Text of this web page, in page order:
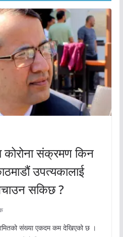
कोरोना संक्रमण किन
उपत्यकालाई
सकिछ ?
संख्या एकदम कम देखिएको छ ।